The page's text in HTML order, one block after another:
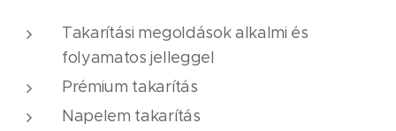
Takarítási megoldások alkalmi és
folyamatos jelleggel
Prémium takarítás
Napelem takarítás